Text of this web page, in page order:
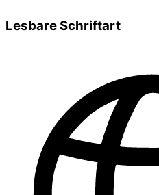
Lesbare Schriftart